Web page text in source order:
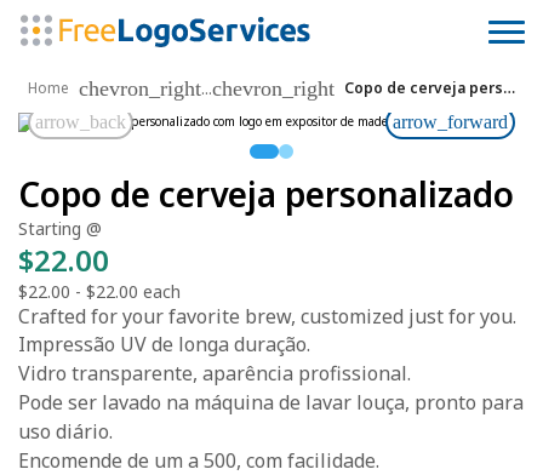
Home chevron_right...chevron_right
Copo de cerveja personalizado
arrow_back
arrow_forward
Copo de cerveja personalizado
Starting @
$22.00
$22.00 - $22.00 each
Crafted for your favorite brew, customized just for you.
Impressão UV de longa duração.
Vidro transparente, aparência profissional.
Pode ser lavado na máquina de lavar louça, pronto para
uso diário.
Encomende de um a 500, com facilidade.